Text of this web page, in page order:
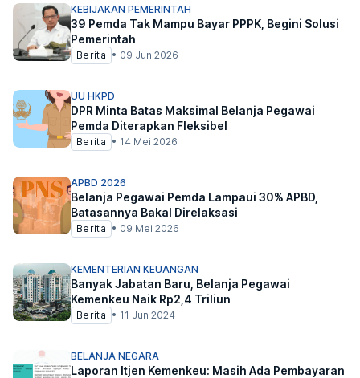
KEBIJAKAN PEMERINTAH
39 Pemda Tak Mampu Bayar PPPK, Begini Solusi
Pemerintah
Berita • 09 Jun 2026
UU HKPD
DPR Minta Batas Maksimal Belanja Pegawai
Pemda Diterapkan Fleksibel
Berita • 14 Mei 2026
APBD 2026
Belanja Pegawai Pemda Lampaui 30% APBD,
Batasannya Bakal Direlaksasi
Berita • 09 Mei 2026
KEMENTERIAN KEUANGAN
Banyak Jabatan Baru, Belanja Pegawai
Kemenkeu Naik Rp2,4 Triliun
Berita • 11 Jun 2024
BELANJA NEGARA
Laporan Itjen Kemenkeu: Masih Ada Pembayaran